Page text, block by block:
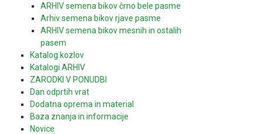
ARHIV semena bikov črno bele pasme
Arhiv semena bikov rjave pasme
ARHIV semena bikov mesnih in ostalih
pasem
Katalog kozlov
Katalogi ARHIV
ZARODKI V PONUDBI
Dan odprtih vrat
Dodatna oprema in material
Baza znanja in informacije
Novice